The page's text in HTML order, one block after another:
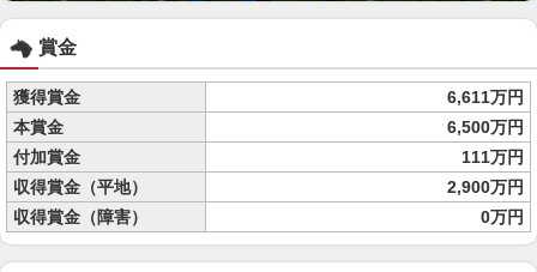
賞金
獲得賞金
6,611万円
本賞金
6,500万円
付加賞金
111万円
収得賞金（平地）
2,900万円
収得賞金（障害）
0万円